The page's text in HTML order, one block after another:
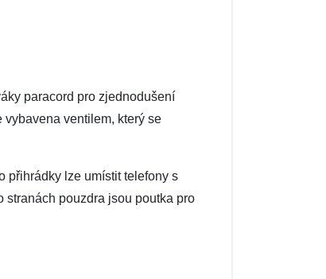
paracord pro zjednodušení
ventilem, který se
přihrádky lze umístit telefony s
pouzdra jsou poutka pro